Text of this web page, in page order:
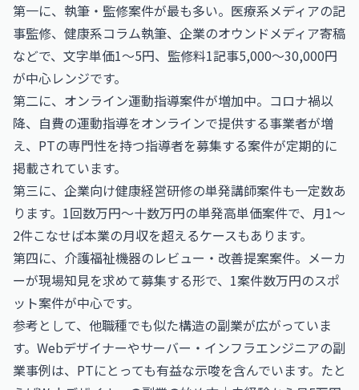
第一に、執筆・監修案件が最も多い。医療系メディアの記
事監修、健康系コラム執筆、企業のオウンドメディア寄稿
などで、文字単価1〜5円、監修料1記事5,000〜30,000円
が中心レンジです。
第二に、オンライン運動指導案件が増加中。コロナ禍以
降、自費の運動指導をオンラインで提供する事業者が増
え、PTの専門性を持つ指導者を募集する案件が定期的に
掲載されています。
第三に、企業向け健康経営研修の単発講師案件も一定数あ
ります。1回数万円〜十数万円の単発高単価案件で、月1〜
2件こなせば本業の月収を超えるケースもあります。
第四に、介護福祉機器のレビュー・改善提案案件。メーカ
ーが現場知見を求めて募集する形で、1案件数万円のスポ
ット案件が中心です。
参考として、他職種でも似た構造の副業が広がっていま
す。Webデザイナーやサーバー・インフラエンジニアの副
業事例は、PTにとっても有益な示唆を含んでいます。たと